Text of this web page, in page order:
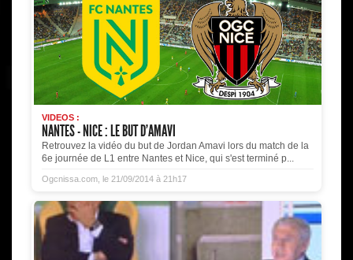
VIDEOS :
NANTES - NICE : LE BUT D'AMAVI
Retrouvez la vidéo du but de Jordan Amavi lors du match de la
6e journée de L1 entre Nantes et Nice, qui s'est terminé p...
Ogcnissa.com, le 21/09/2014 à 21h17